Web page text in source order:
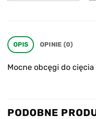
OPIS OPINIE (0)
Mocne obcęgi do
PODOBNE